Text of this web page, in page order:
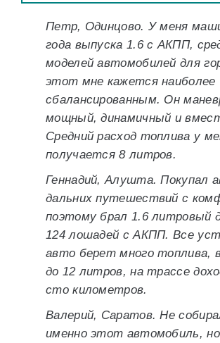
Петр, Одинцово. У меня
года выпуска 1.6 с АКПП,
моделей автомобилей для
этот мне кажется наиболее
сбалансированным. Он
мощный, динамичный и
Средний расход топлива у
получается 8 литров.
Геннадий, Алушта. Покупал
дальних путешествий с
поэтому брал 1.6 литровый
124 лошадей с АКПП. Все
авто берет много топлива,
до 12 литров, на трассе
сто километров.
Валерий, Саратов. Не
именно этот автомобиль, но